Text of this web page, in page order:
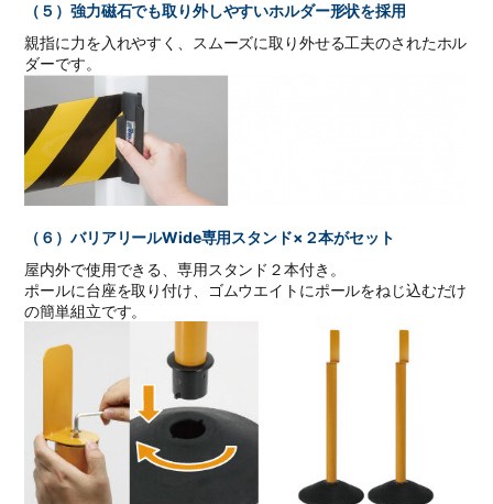
（５）強力磁石でも取り外しやすいホルダー形状を採用
親指に力を入れやすく、スムーズに取り外せる工夫のされたホル
ダーです。
（６）バリアリールWide専用スタンド×２本がセット
屋内外で使用できる、専用スタンド２本付き。
ポールに台座を取り付け、ゴムウエイトにポールをねじ込むだけ
の簡単組立です。